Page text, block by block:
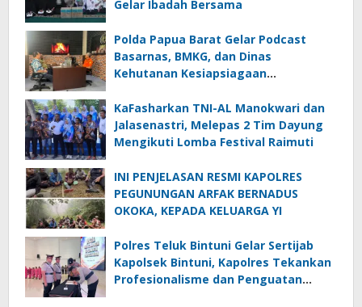
Gelar Ibadah Bersama
Polda Papua Barat Gelar Podcast
Basarnas, BMKG, dan Dinas
Kehutanan Kesiapsiagaan
KaFasharkan TNI-AL Manokwari dan
Jalasenastri, Melepas 2 Tim Dayung
Mengikuti Lomba Festival Raimuti
INI PENJELASAN RESMI KAPOLRES
PEGUNUNGAN ARFAK BERNADUS
OKOKA, KEPADA KELUARGA YI
Polres Teluk Bintuni Gelar Sertijab
Kapolsek Bintuni, Kapolres Tekankan
Profesionalisme dan Penguatan